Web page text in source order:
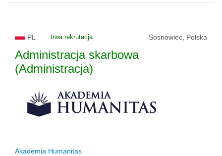
PL trwa rekrutacja Sosnowiec, Polska
Administracja skarbowa
(Administracja)
Akademia Humanitas